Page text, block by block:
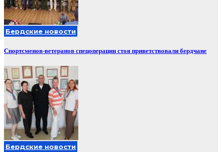
Бердские новости
Спортсменов-ветеранов спецоперации стоя приветствовали бердчане
Бердские новости